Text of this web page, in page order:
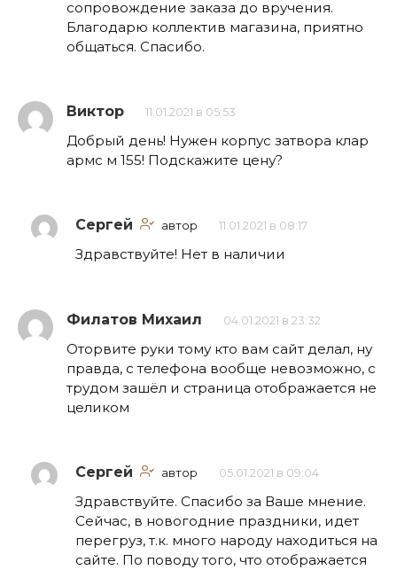
сопровождение заказа до вручения.
Благодарю коллектив магазина, приятно
общаться. Спасибо.
Виктор 11.01.2021 в 05:53
Добрый день! Нужен корпус затвора клар
армс м 155! Подскажите цену?
Сергей автор 11.01.2021 в 08:17
Здравствуйте! Нет в наличии
Филатов Михаил 04.01.2021 в 23:32
Оторвите руки тому кто вам сайт делал, ну
правда, с телефона вообще невозможно, с
трудом зашёл и страница отображается не
целиком
Сергей автор 05.01.2021 в 09:04
Здравствуйте. Спасибо за Ваше мнение.
Сейчас, в новогодние праздники, идет
перегруз, т.к. много народу находиться на
сайте. По поводу того, что отображается